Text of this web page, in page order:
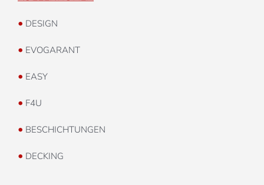
• DESIGN
• EVOGARANT
• EASY
• F4U
• BESCHICHTUNGEN
• DECKING